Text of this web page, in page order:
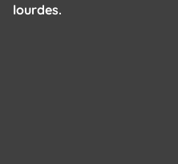
lourdes.